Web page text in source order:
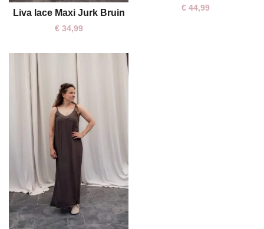
One size
Liva lace Maxi Jurk Bruin
€34,99
€44,99